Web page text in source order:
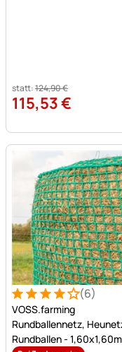
statt:124,90€
115,53€
Bewertung: 4 von 5
6 Bewertungen
(6)
VOSS.farming
Rundballennetz,
Rundballen -